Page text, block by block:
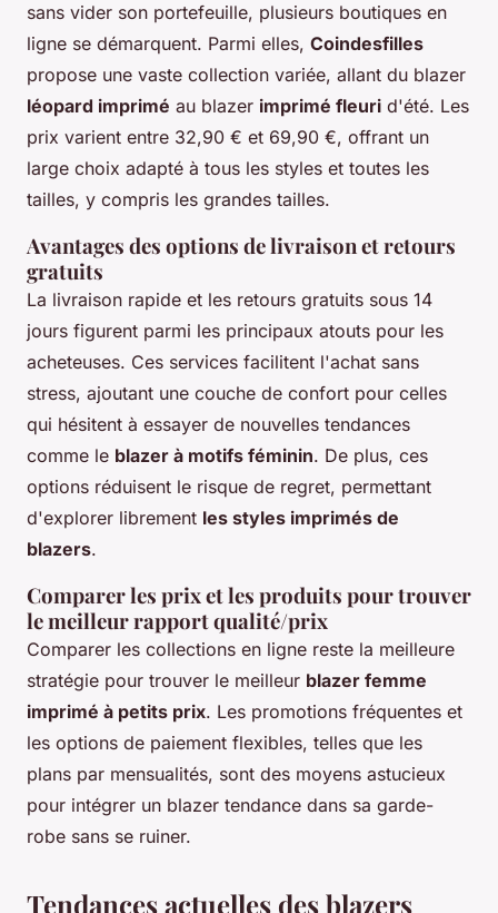
sans vider son portefeuille, plusieurs boutiques en
ligne se démarquent. Parmi elles, Coindesfilles
propose une vaste collection variée, allant du blazer
léopard imprimé au blazer imprimé fleuri d'été. Les
prix varient entre 32,90 € et 69,90 €, offrant un
large choix adapté à tous les styles et toutes les
tailles, y compris les grandes tailles.
Avantages des options de livraison et retours
gratuits
La livraison rapide et les retours gratuits sous 14
jours figurent parmi les principaux atouts pour les
acheteuses. Ces services facilitent l'achat sans
stress, ajoutant une couche de confort pour celles
qui hésitent à essayer de nouvelles tendances
comme le blazer à motifs féminin. De plus, ces
options réduisent le risque de regret, permettant
d'explorer librement les styles imprimés de
blazers.
Comparer les prix et les produits pour trouver
le meilleur rapport qualité/prix
Comparer les collections en ligne reste la meilleure
stratégie pour trouver le meilleur blazer femme
imprimé à petits prix. Les promotions fréquentes et
les options de paiement flexibles, telles que les
plans par mensualités, sont des moyens astucieux
pour intégrer un blazer tendance dans sa garde-
robe sans se ruiner.
Tendances actuelles des blazers